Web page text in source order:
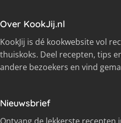
Over KookJij.nl
KookJij is dé kookwebsite vol
thuiskoks. Deel recepten, tips
andere bezoekers en vind
Nieuwsbrief